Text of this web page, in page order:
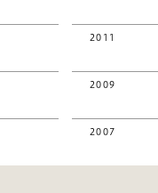
2011
2009
2007